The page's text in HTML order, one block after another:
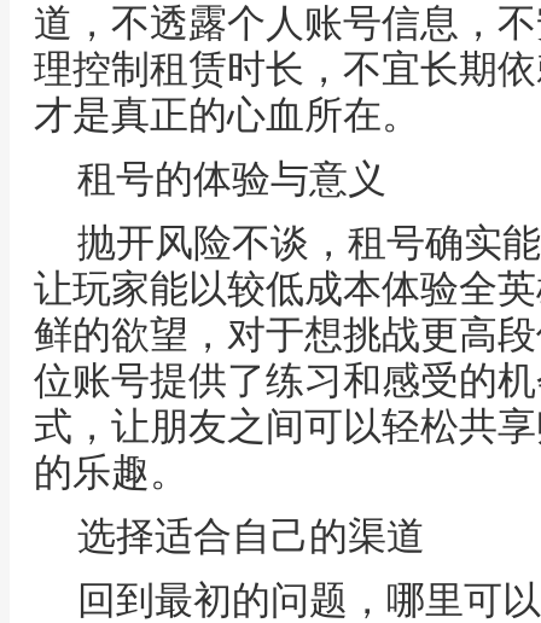
道，不透露个人账号信息，
理控制租赁时长，不宜长期
才是真正的心血所在。
租号的体验与意义
抛开风险不谈，租号确实
让玩家能以较低成本体验全
鲜的欲望，对于想挑战更高
位账号提供了练习和感受的
式，让朋友之间可以轻松共
的乐趣。
选择适合自己的渠道
回到最初的问题，哪里可